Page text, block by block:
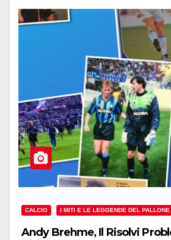
CALCIO I MITI E LE LEGGENDE DEL PALLONE
Andy Brehme, Il Risolvi